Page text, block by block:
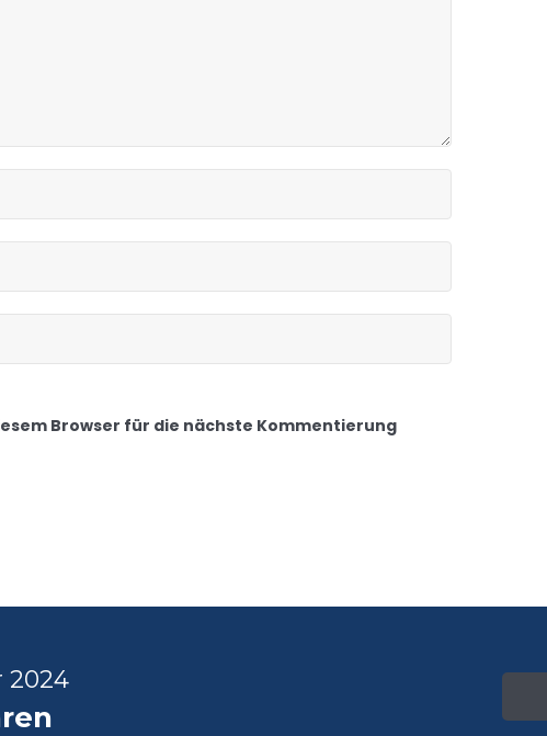
Browser für die nächste Kommentierung
2024